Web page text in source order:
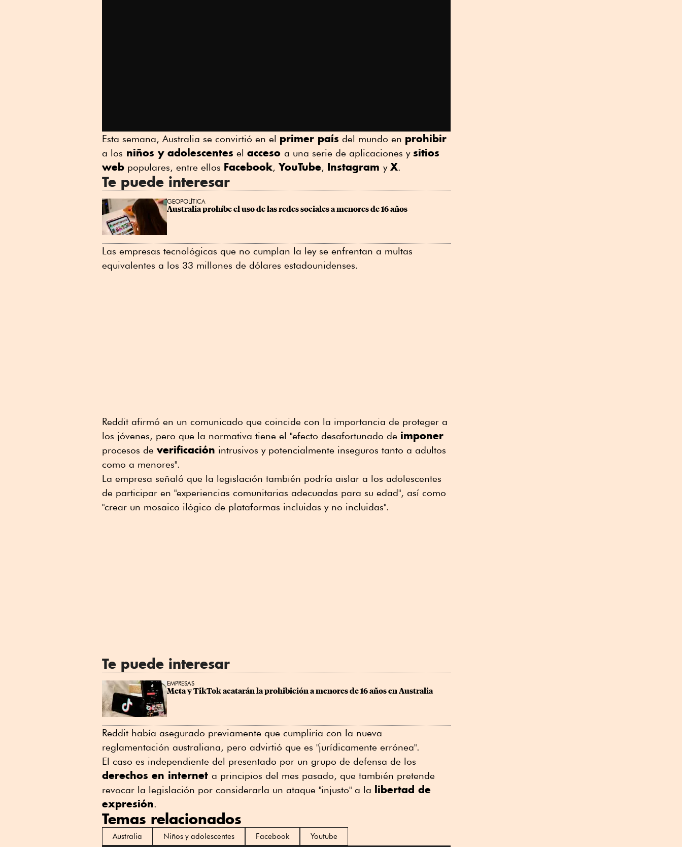
Esta semana, Australia se convirtió en el primer país del mundo en prohibir
a los niños y adolescentes el acceso a una serie de aplicaciones y sitios
web populares, entre ellos Facebook,YouTube, Instagram y X.
Te puede interesar
GEOPOLÍTICA
Australia prohíbe el uso de las redes sociales a menores de 16 años
Las empresas tecnológicas que no cumplan la ley se enfrentan a multas
equivalentes a los 33 millones de dólares estadounidenses.
Reddit afirmó en un comunicado que coincide con la importancia de proteger a
los jóvenes, pero que la normativa tiene el "efecto desafortunado de imponer
procesos de verificación intrusivos y potencialmente inseguros tanto a adultos
como a menores".
La empresa señaló que la legislación también podría aislar a los adolescentes
de participar en "experiencias comunitarias adecuadas para su edad", así como
"crear un mosaico ilógico de plataformas incluidas y no incluidas".
Te puede interesar
EMPRESAS
Meta y TikTok acatarán la prohibición a menores de 16 años en Australia
Reddit había asegurado previamente que cumpliría con la nueva
reglamentación australiana, pero advirtió que es "jurídicamente errónea".
El caso es independiente del presentado por un grupo de defensa de los
derechos en internet a principios del mes pasado, que también pretende
revocar la legislación por considerarla un ataque "injusto" a la
libertad de
expresión.
Temas relacionados
Australia Niños y adolescentes Facebook Youtube